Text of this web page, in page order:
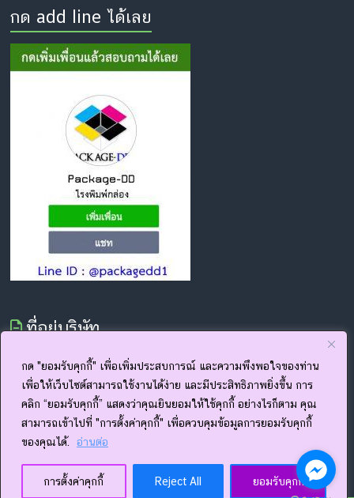
กด "ยอมรับคุกกี้" เพื่อเพิ่มประสบการณ์ และความพึงพอใจของท่าน
เพื่อให้เว็บไซต์สามารถใช้งานได้ง่าย และมีประสิทธิภาพยิ่งขึ้น การ
คลิก “ยอมรับคุกกี้” แสดงว่าคุณยินยอมให้ใช้คุกกี้ อย่างไรก็ตาม คุณ
สามารถเข้าไปที่ "การตั้งค่าคุกกี้" เพื่อควบคุมข้อมูลการยอมรับคุกกี้
ของคุณได้.
อ่านต่อ
การตั้งค่าคุกกี้ Reject All ยอมรับคุกกี้
กด add line ได้เลย
ที่อยู่บริษัท
19/21 ม.5 ต.อ่างศิลา อ.เมือง จ.ชลบุรี 20000
โทร.033 091 811
เวลาทำการ 8.00-17.00 น. จันทร์ - เสาร์ (หยุดวันอาทิตย์)
www.package-dd.com
www.facebook.com/thepackagedd